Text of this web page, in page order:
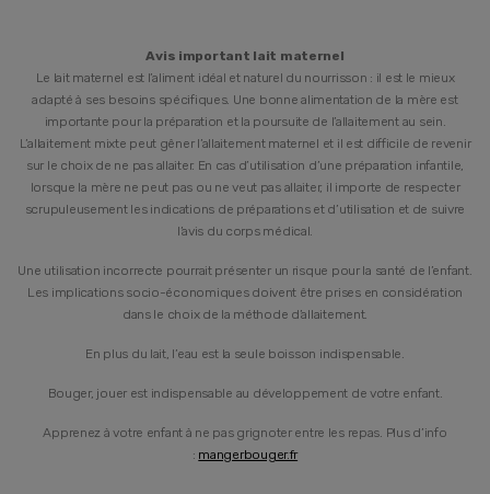
Avis important lait maternel
Le lait maternel est l’aliment idéal et naturel du nourrisson : il est le mieux
adapté à ses besoins spécifiques. Une bonne alimentation de la mère est
importante pour la préparation et la poursuite de l’allaitement au sein.
L’allaitement mixte peut gêner l’allaitement maternel et il est difficile de revenir
sur le choix de ne pas allaiter. En cas d’utilisation d’une préparation infantile,
lorsque la mère ne peut pas ou ne veut pas allaiter, il importe de respecter
scrupuleusement les indications de préparations et d’utilisation et de suivre
l’avis du corps médical.
Une utilisation incorrecte pourrait présenter un risque pour la santé de l’enfant.
Les implications socio-économiques doivent être prises en considération
dans le choix de la méthode d’allaitement.
En plus du lait, l’eau est la seule boisson indispensable.
Bouger, jouer est indispensable au développement de votre enfant.
Apprenez à votre enfant à ne pas grignoter entre les repas. Plus d’info
: mangerbouger.fr